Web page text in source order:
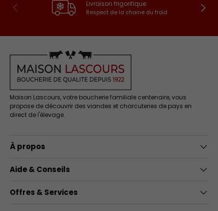
Précédent Livraison frigorifique
Respect de la chaine du froid
Maison Lascours, votre boucherie familiale centenaire, vous
propose de découvrir des viandes et charcuteries de pays en
direct de l'élevage.
À propos
Aide & Conseils
Offres & Services